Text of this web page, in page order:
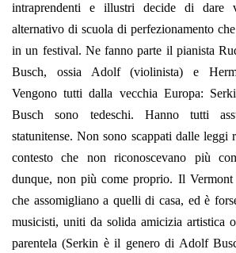
intraprendenti e illustri decide di dare
alternativo di scuola di perfezionamento
in un festival. Ne fanno parte il pianista
Busch, ossia Adolf (violinista) e
Vengono tutti dalla vecchia Europa:
Busch sono tedeschi. Hanno tutti
statunitense. Non sono scappati dalle leggi
contesto che non riconoscevano più
dunque, non più come proprio. Il Vermont
che assomigliano a quelli di casa, ed è
musicisti, uniti da solida amicizia artistica
parentela (Serkin è il genero di Adolf